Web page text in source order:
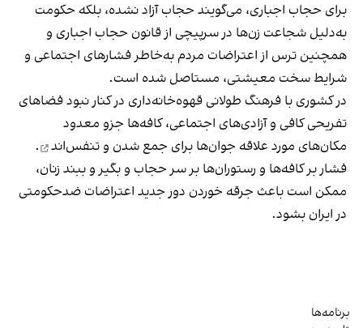
برای حجاب اجباری، می‌گویند حجاب آزاد نشده، بلکه حکومت
به‌دلیل شجاعت زن‌ها در سرپیچی از قانون حجاب اجباری و
همچنین ترس از اعتراضات مردم به‌خاطر فشارهای اجتماعی و
شرایط سخت معیشتی، مستاصل شده است.
در کشوری با فرهنگ طولانی قهوه‌‌خانه‌داری در کنار نبود فضاهای
تفریحی کافی و آزادی‌های اجتماعی، کافه‌ها جزو معدود
مکان‌های مورد علاقه جوان‌ها برای جمع شدن و تنفس‌اند
.
فشار بر کافه‌ها و رستوران‌ها بر سر حجاب و بگیر و ببند زنان،
ممکن است باعث جرقه خوردن دور جدید اعتراضات ضدحکومتی
در ایران بشود.
برنامه‌ها